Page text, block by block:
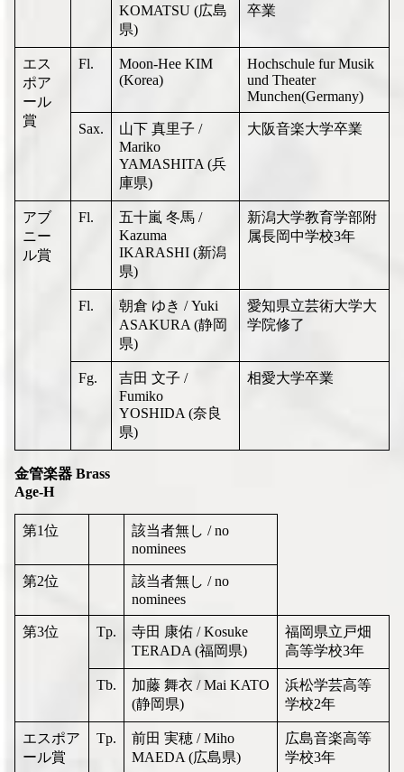
KOMATSU (広島
県)
卒業
エス
ポア
ール
賞
Fl.
Moon-Hee KIM
(Korea)
Hochschule fur Musik
und Theater
Munchen(Germany)
Sax.
山下 真里子 /
Mariko
YAMASHITA (兵
庫県)
大阪音楽大学卒業
アブ
ニー
ル賞
Fl.
五十嵐 冬馬 /
Kazuma
IKARASHI (新潟
県)
新潟大学教育学部附
属長岡中学校3年
Fl.
朝倉 ゆき / Yuki
ASAKURA (静岡
県)
愛知県立芸術大学大
学院修了
Fg.
吉田 文子 /
Fumiko
YOSHIDA (奈良
県)
相愛大学卒業
金管楽器 Brass
Age-H
第1位
該当者無し / no
nominees
第2位
該当者無し / no
nominees
第3位 Tp.
寺田 康佑 / Kosuke
TERADA (福岡県)
福岡県立戸畑
高等学校3年
Tb.
加藤 舞衣 / Mai KATO
(静岡県)
浜松学芸高等
学校2年
エスポア
ール賞
Tp.
前田 実穂 / Miho
MAEDA (広島県)
広島音楽高等
学校3年